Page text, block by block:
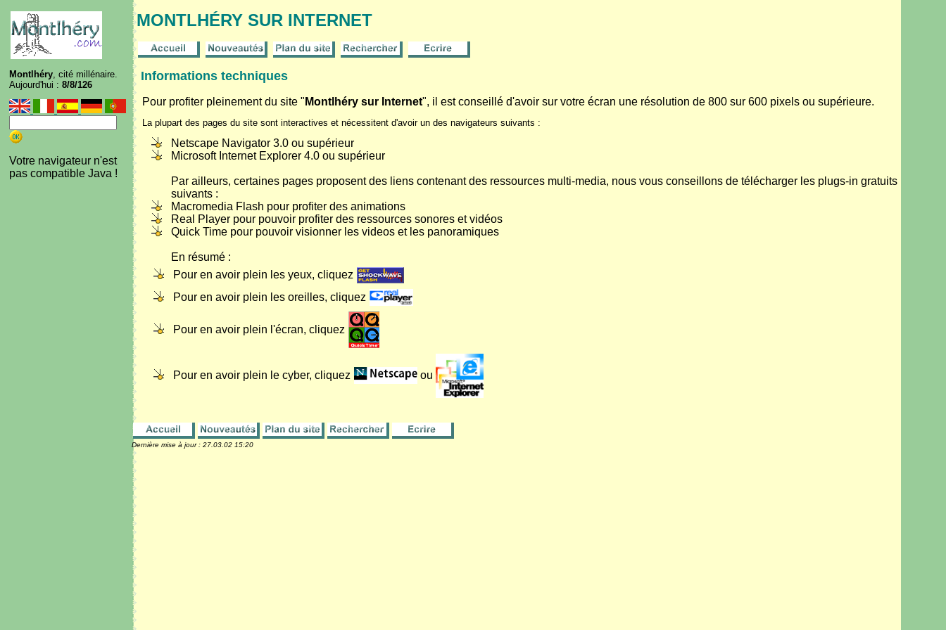
MONTLHÉRY SUR INTERNET
Montlhéry, cité millénaire.
Aujourd'hui : 8/8/126
Votre navigateur n'est
pas compatible Java !
Informations techniques
Pour profiter pleinement du site " Montlhéry sur Internet", il est conseillé d'avoir sur votre écran une résolution de 800 sur 600 pixels ou supérieure.
La plupart des pages du site sont interactives et nécessitent d'avoir un des navigateurs suivants :
Netscape Navigator 3.0 ou supérieur
Microsoft Internet Explorer 4.0 ou supérieur
Par ailleurs, certaines pages proposent des liens contenant des ressources multi-media, nous vous conseillons de télécharger les plugs-in gratuits
suivants :
Macromedia Flash pour profiter des animations
Real Player pour pouvoir profiter des ressources sonores et vidéos
Quick Time pour pouvoir visionner les videos et les panoramiques
En résumé :
Pour en avoir plein les yeux, cliquez
Pour en avoir plein les oreilles, cliquez
Pour en avoir plein l'écran, cliquez
Pour en avoir plein le cyber, cliquez ou
Dernière mise à jour : 27.03.02 15:20